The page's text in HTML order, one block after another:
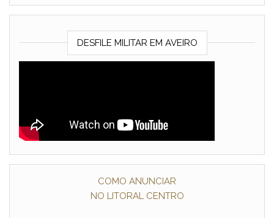
DESFILE MILITAR EM AVEIRO
COMO ANUNCIAR
NO LITORAL CENTRO